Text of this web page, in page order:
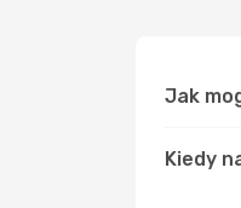
Jak
Kiedy